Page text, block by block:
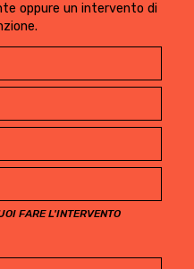
oppure un intervento di
FARE L'INTERVENTO